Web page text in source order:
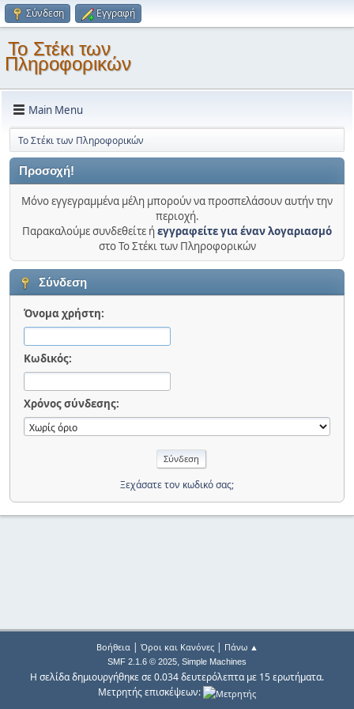
Σύνδεση Εγγραφή
Το Στέκι των
Πληροφορικών
Main Menu
Το Στέκι των Πληροφορικών
Προσοχή!
Μόνο εγγεγραμμένα μέλη μπορούν να προσπελάσουν αυτήν την
περιοχή.
Παρακαλούμε συνδεθείτε ήεγγραφείτε για έναν λογαριασμό
στο Το Στέκι των Πληροφορικών
Σύνδεση
Όνομα χρήστη:
Κωδικός:
Χρόνος σύνδεσης:
Ξεχάσατε τον κωδικό σας;
Βοήθεια| Όροι και Κανόνες| Πάνω ▲
SMF 2.1.6 © 2025, Simple Machines
Η σελίδα δημιουργήθηκε σε 0.034 δευτερόλεπτα με 15 ερωτήματα.
Μετρητής επισκέψεων: